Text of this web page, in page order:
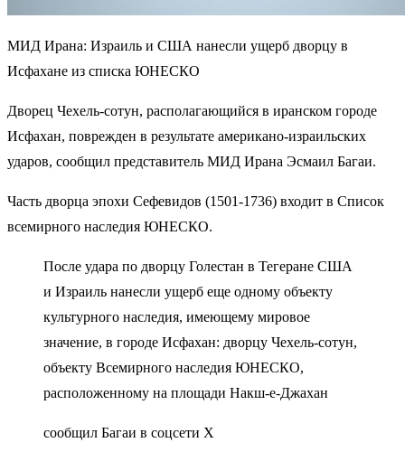
МИД Ирана: Израиль и США нанесли ущерб дворцу в
Исфахане из списка ЮНЕСКО
Дворец Чехель-сотун, располагающийся в иранском городе
Исфахан, поврежден в результате американо-израильских
ударов, сообщил представитель МИД Ирана Эсмаил Багаи.
Часть дворца эпохи Сефевидов (1501-1736) входит в Список
всемирного наследия ЮНЕСКО.
После удара по дворцу Голестан в Тегеране США
и Израиль нанесли ущерб еще одному объекту
культурного наследия, имеющему мировое
значение, в городе Исфахан: дворцу Чехель-сотун,
объекту Всемирного наследия ЮНЕСКО,
расположенному на площади Накш-е-Джахан
сообщил Багаи в соцсети Х